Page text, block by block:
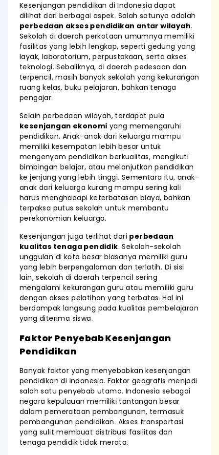
Kesenjangan pendidikan di Indonesia dapat
dilihat dari berbagai aspek. Salah satunya adalah
perbedaan akses pendidikan antar wilayah.
Sekolah di daerah perkotaan umumnya memiliki
fasilitas yang lebih lengkap, seperti gedung yang
layak, laboratorium, perpustakaan, serta akses
teknologi. Sebaliknya, di daerah pedesaan dan
terpencil, masih banyak sekolah yang kekurangan
ruang kelas, buku pelajaran, bahkan tenaga
pengajar.
Selain perbedaan wilayah, terdapat pula
kesenjangan ekonomi yang memengaruhi
pendidikan. Anak-anak dari keluarga mampu
memiliki kesempatan lebih besar untuk
mengenyam pendidikan berkualitas, mengikuti
bimbingan belajar, atau melanjutkan pendidikan
ke jenjang yang lebih tinggi. Sementara itu, anak-
anak dari keluarga kurang mampu sering kali
harus menghadapi keterbatasan biaya, bahkan
terpaksa putus sekolah untuk membantu
perekonomian keluarga.
Kesenjangan juga terlihat dari perbedaan
kualitas tenaga pendidik. Sekolah-sekolah
unggulan di kota besar biasanya memiliki guru
yang lebih berpengalaman dan terlatih. Di sisi
lain, sekolah di daerah terpencil sering
mengalami kekurangan guru atau memiliki guru
dengan akses pelatihan yang terbatas. Hal ini
berdampak langsung pada kualitas pembelajaran
yang diterima siswa.
Faktor Penyebab Kesenjangan
Pendidikan
Banyak faktor yang menyebabkan kesenjangan
pendidikan di Indonesia. Faktor geografis menjadi
salah satu penyebab utama. Indonesia sebagai
negara kepulauan memiliki tantangan besar
dalam pemerataan pembangunan, termasuk
pembangunan pendidikan. Akses transportasi
yang sulit membuat distribusi fasilitas dan
tenaga pendidik tidak merata.